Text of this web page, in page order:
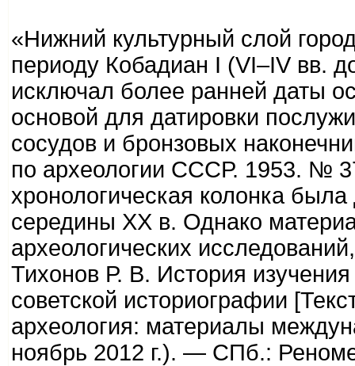
«Нижний культурный слой
периоду Кобадиан I (VI–IV вв.
исключал более ранней даты
основой для датировки
сосудов и бронзовых
по археологии СССР. 1953. №
хронологическая колонка
середины XX в. Однако
археологических
Тихонов Р. В. История
советской историографии
археология: материалы
ноябрь 2012 г.). — СПб.: